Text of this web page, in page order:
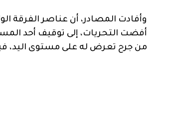
وأفادت المصادر، أن عناصر الفرقة
أفضت التحريات، إلى توقيف أحد
من جرح تعرض له على مستوى اليد،